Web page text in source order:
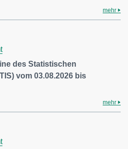
mehr
des Statistischen
vom 03.08.2026 bis
mehr